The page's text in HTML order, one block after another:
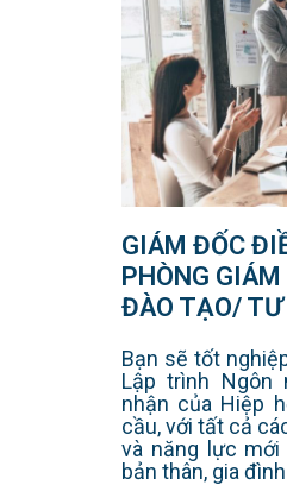
GIÁM ĐỐC
PHÒNG
ĐÀO TẠO/
Bạn sẽ tốt
Lập trình
nhận của Hiệp
cầu, với tất cả
và năng lực
bản thân, gia